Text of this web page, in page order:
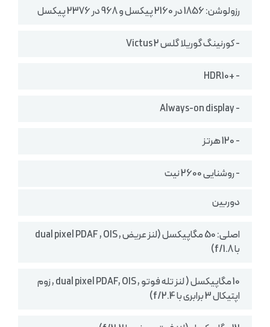
رزولوشن: 1856 در 2160 پیکسل و 968 در 2376 پیکسل
- کورنینگ گوریلا گلس Victus 2
- +HDR10
- Always-on display
- 120 هرتز
- روشنایی 2600 نیت
دوربین
اصلی: 50 مگاپیکسل (لنز عریض , dual pixel PDAF , OIS
با f/1.8)
10 مگاپیکسل ( لنز تله‌ فوتو , dual pixel PDAF, OIS , زوم
اپتیکال 3 برابری با f/2.4)